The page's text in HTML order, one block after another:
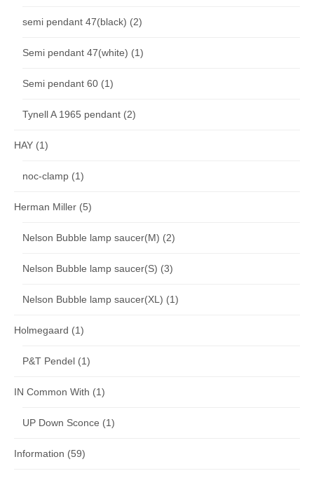
semi pendant 47(black) (2)
Semi pendant 47(white) (1)
Semi pendant 60 (1)
Tynell A 1965 pendant (2)
HAY (1)
noc-clamp (1)
Herman Miller (5)
Nelson Bubble lamp saucer(M) (2)
Nelson Bubble lamp saucer(S) (3)
Nelson Bubble lamp saucer(XL) (1)
Holmegaard (1)
P&T Pendel (1)
IN Common With (1)
UP Down Sconce (1)
Information (59)